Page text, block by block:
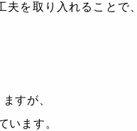
夫を取り入れることで
すが、
います。